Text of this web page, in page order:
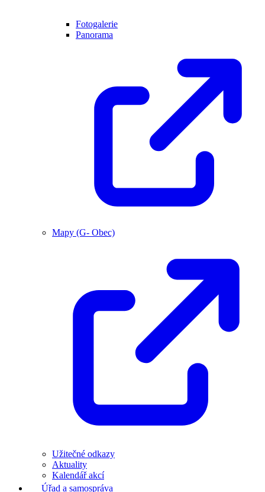
Fotogalerie
Panorama
Mapy (G- Obec)
Užitečné odkazy
Aktuality
Kalendář akcí
Úřad a samospráva